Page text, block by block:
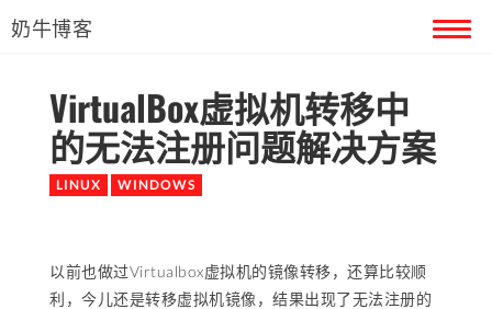
奶牛博客
首页
留言本
VirtualBox虚拟机转移中
的无法注册问题解决方案
LINUX WINDOWS
以前也做过Virtualbox虚拟机的镜像转移，还算比较顺
利，今儿还是转移虚拟机镜像，结果出现了无法注册的